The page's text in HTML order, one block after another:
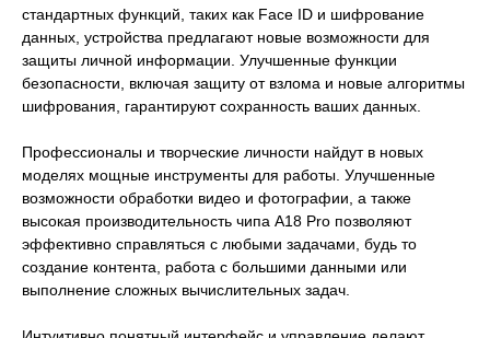
стандартных функций, таких как Face ID и шифрование
данных, устройства предлагают новые возможности для
защиты личной информации. Улучшенные функции
безопасности, включая защиту от взлома и новые алгоритмы
шифрования, гарантируют сохранность ваших данных.
Профессионалы и творческие личности найдут в новых
моделях мощные инструменты для работы. Улучшенные
возможности обработки видео и фотографии, а также
высокая производительность чипа A18 Pro позволяют
эффективно справляться с любыми задачами, будь то
создание контента, работа с большими данными или
выполнение сложных вычислительных задач.